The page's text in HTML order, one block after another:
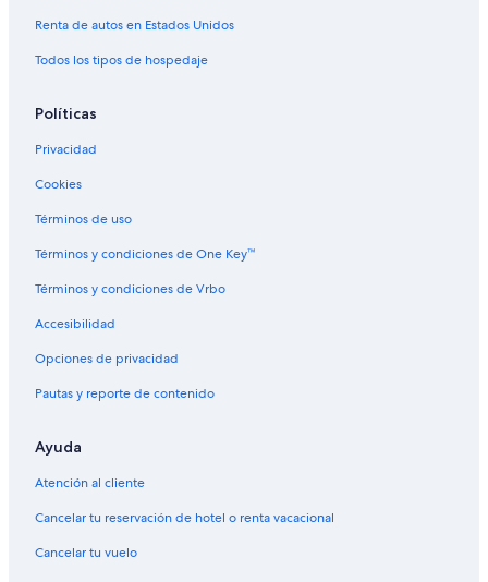
Renta de autos en Estados Unidos
Todos los tipos de hospedaje
Políticas
Privacidad
Cookies
Términos de uso
Términos y condiciones de One Key™
Términos y condiciones de Vrbo
Accesibilidad
Opciones de privacidad
Pautas y reporte de contenido
Ayuda
Atención al cliente
Cancelar tu reservación de hotel o renta vacacional
Cancelar tu vuelo